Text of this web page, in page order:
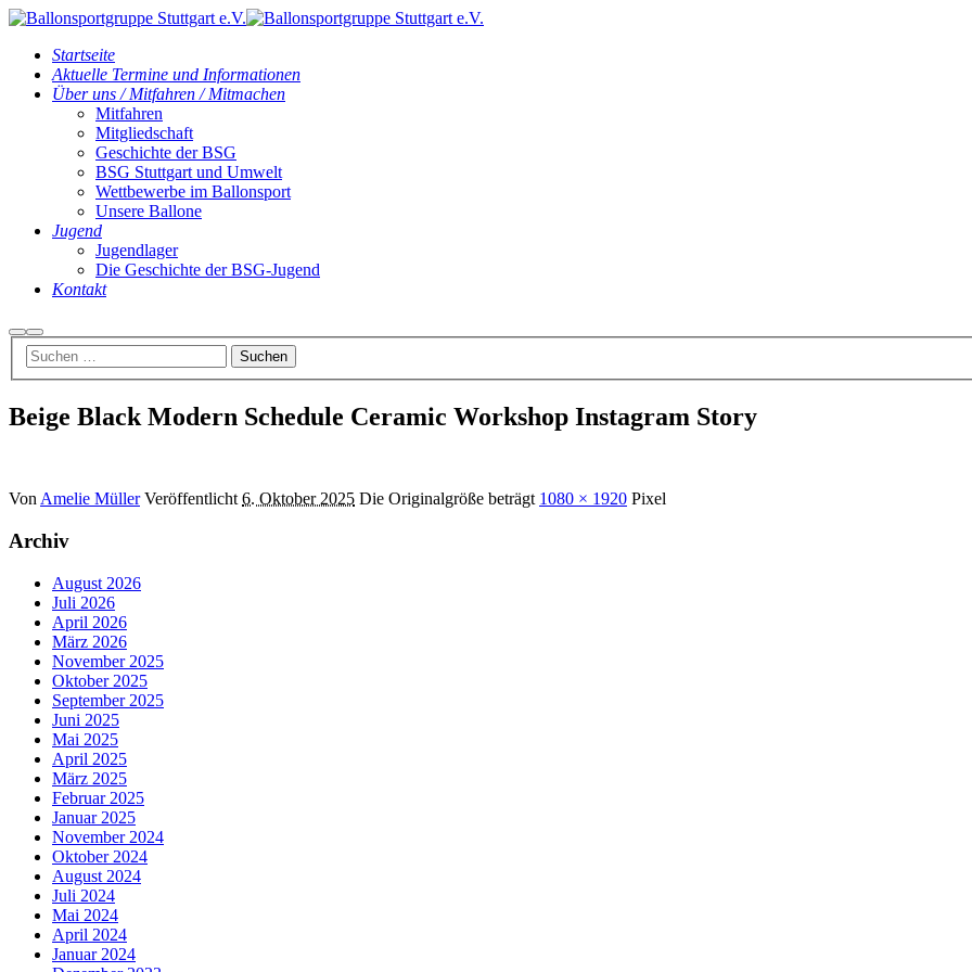
Startseite
Aktuelle Termine und Informationen
Über uns / Mitfahren / Mitmachen
Mitfahren
Mitgliedschaft
Geschichte der BSG
BSG Stuttgart und Umwelt
Wettbewerbe im Ballonsport
Unsere Ballone
Jugend
Jugendlager
Die Geschichte der BSG-Jugend
Kontakt
Suchen
Hauptmenü
Beige Black Modern Schedule Ceramic Workshop Instagram Story
VonAmelie Müller Veröffentlicht6. Oktober 2025 Die Originalgröße beträgt 1080 × 1920 Pixel
Archiv
August 2026
Juli 2026
April 2026
März 2026
November 2025
Oktober 2025
September 2025
Juni 2025
Mai 2025
April 2025
März 2025
Februar 2025
Januar 2025
November 2024
Oktober 2024
August 2024
Juli 2024
Mai 2024
April 2024
Januar 2024